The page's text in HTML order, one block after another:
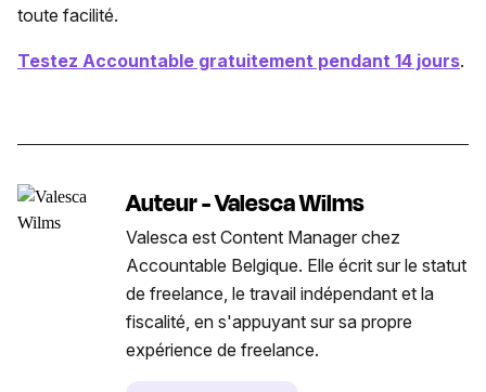
toute facilité.
Testez Accountable gratuitement pendant 14 jours.
Auteur - Valesca Wilms
Valesca est Content Manager chez
Accountable Belgique. Elle écrit sur le statut
de freelance, le travail indépendant et la
fiscalité, en s'appuyant sur sa propre
expérience de freelance.